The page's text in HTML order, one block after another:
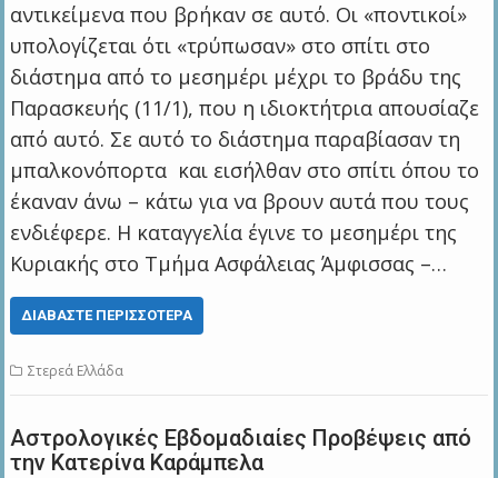
αντικείμενα που βρήκαν σε αυτό. Οι «ποντικοί»
υπολογίζεται ότι «τρύπωσαν» στο σπίτι στο
διάστημα από το μεσημέρι μέχρι το βράδυ της
Παρασκευής (11/1), που η ιδιοκτήτρια απουσίαζε
από αυτό. Σε αυτό το διάστημα παραβίασαν τη
μπαλκονόπορτα και εισήλθαν στο σπίτι όπου το
έκαναν άνω – κάτω για να βρουν αυτά που τους
ενδιέφερε. Η καταγγελία έγινε το μεσημέρι της
Κυριακής στο Τμήμα Ασφάλειας Άμφισσας –…
ΔΙΑΒΆΣΤΕ ΠΕΡΙΣΣΌΤΕΡΑ
Στερεά Ελλάδα
Αστρολογικές Εβδομαδιαίες Προβέψεις από
την Κατερίνα Καράμπελα